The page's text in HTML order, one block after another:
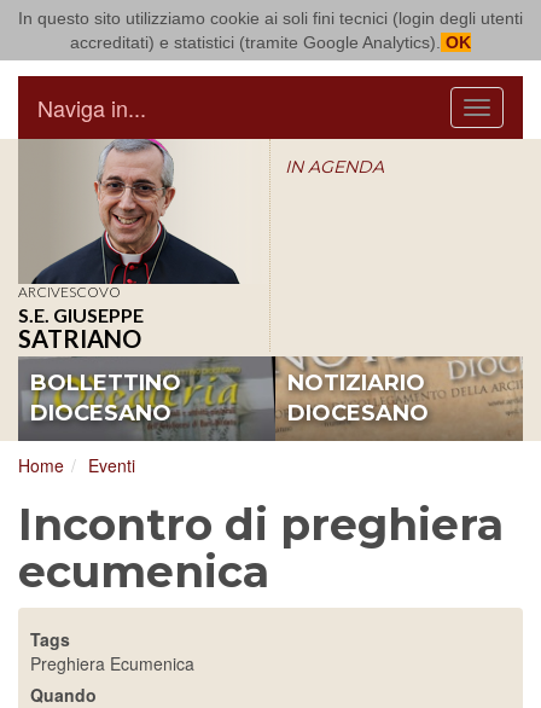
In questo sito utilizziamo cookie ai soli fini tecnici (login degli utenti
accreditati) e statistici (tramite Google Analytics). OK
Arcidiocesi di Bari Bitonto
Menu
Naviga in...
ARCIVESCOVO
S.E. GIUSEPPE
SATRIANO
IN AGENDA
BOLLETTINO
DIOCESANO
NOTIZIARIO
DIOCESANO
Home Eventi
Incontro di preghiera
ecumenica
Tags
Preghiera Ecumenica
Quando